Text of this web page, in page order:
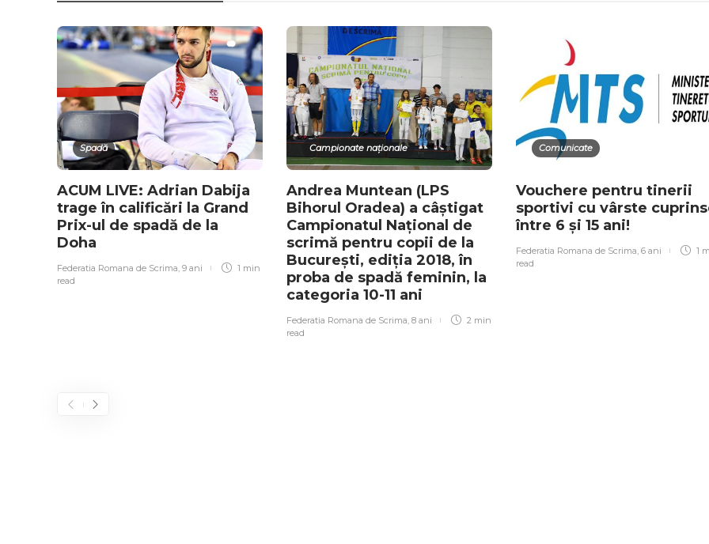
Spadă
ACUM LIVE: Adrian Dabija
trage în calificări la Grand
Prix-ul de spadă de la
Doha
Federatia Romana de Scrima, 9 ani
1 min
read
Campionate naționale
Andrea Muntean (LPS
Bihorul Oradea) a câștigat
Campionatul Național de
scrimă pentru copii de la
București, ediția 2018, în
proba de spadă feminin, la
categoria 10-11 ani
Federatia Romana de Scrima, 8 ani
2 min
read
Comunicate
Vouchere pentru tinerii
sportivi cu vârste
între 6 și 15 ani!
Federatia Romana de Scrima, 6 ani
1
read